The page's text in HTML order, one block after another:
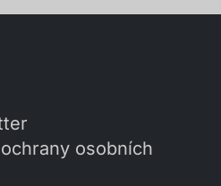
osobních